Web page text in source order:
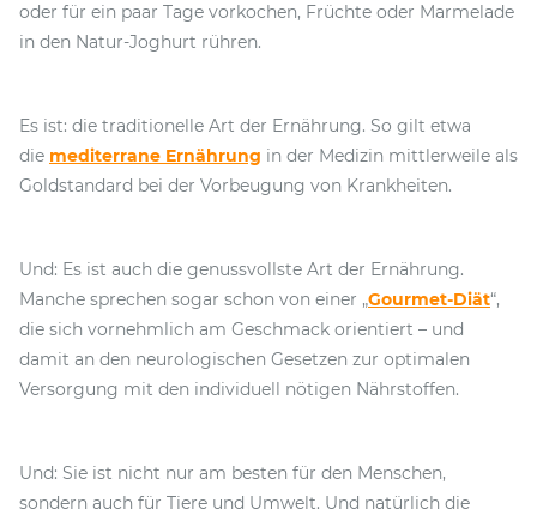
oder für ein paar Tage vorkochen, Früchte oder Marmelade
in den Natur-Joghurt rühren.
Es ist: die traditionelle Art der Ernährung. So gilt etwa
die mediterrane Ernährung in der Medizin mittlerweile als
Goldstandard bei der Vorbeugung von Krankheiten.
Und: Es ist auch die genussvollste Art der Ernährung.
Manche sprechen sogar schon von einer „Gourmet-Diät“,
die sich vornehmlich am Geschmack orientiert – und
damit an den neurologischen Gesetzen zur optimalen
Versorgung mit den individuell nötigen Nährstoffen.
Und: Sie ist nicht nur am besten für den Menschen,
sondern auch für Tiere und Umwelt. Und natürlich die